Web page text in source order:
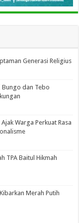
Generasi Religius
Bungo dan Tebo
Warga Perkuat Rasa
TPA Baitul Hikmah
Merah Putih